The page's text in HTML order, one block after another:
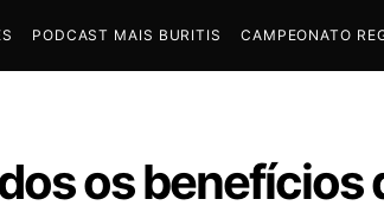
PODCAST MAIS BURITIS CAMPEONATO
os benefícios